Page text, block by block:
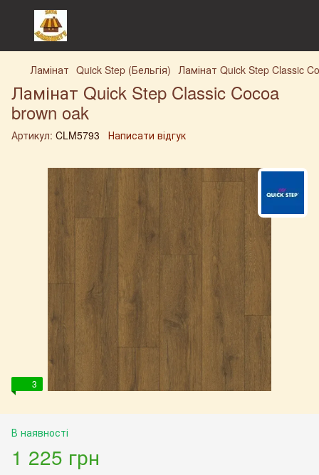
Ламінат Quick Step (Бельгія) Ламінат Quick Step Classic
Ламінат Quick Step Classic Cocoa
brown oak
Артикул: CLM5793 Написати відгук
3
В наявності
1 225 грн